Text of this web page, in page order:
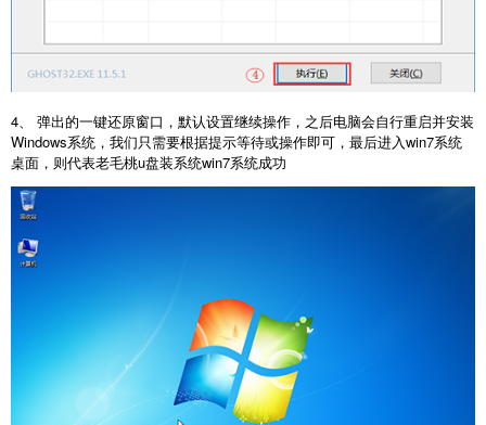
4、 弹出的一键还原窗口，默认设置继续操作，之后电脑会自行重启并安装
Windows系统，我们只需要根据提示等待或操作即可，最后进入win7系统
桌面，则代表老毛桃u盘装系统win7系统成功